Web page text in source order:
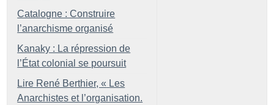
Catalogne : Construire
l’anarchisme organisé
Kanaky : La répression de
l’État colonial se poursuit
Lire René Berthier, « Les
Anarchistes et l’organisation.